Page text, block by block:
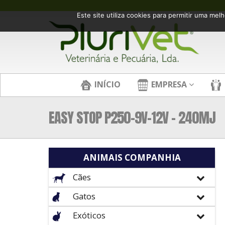
INÍCIO EMPRESA
EASY STOP P250-9V-12V – 240MJ
ANIMAIS COMPANHIA
Cães
Gatos
Exóticos
Este site utiliza cookies para permitir uma